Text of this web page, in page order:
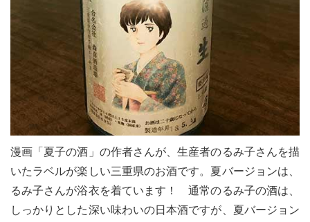
漫画「夏子の酒」の作者さんが、生産者のるみ子さんを描
いたラベルが楽しい三重県のお酒です。夏バージョンは、
るみ子さんが浴衣を着ています！ 通常のるみ子の酒は、
しっかりとした深い味わいの日本酒ですが、夏バージョン